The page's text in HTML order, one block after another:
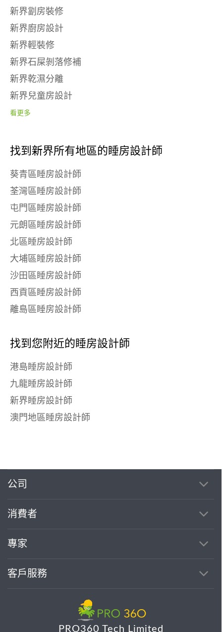
新界劏房裝修
新界廚房設計
新界輕裝修
新界石屎剝落修補
新界乾濕分離
新界兒童房設計
看更多
找到新界所有地區的睡房設計師
葵青區睡房設計師
荃灣區睡房設計師
屯門區睡房設計師
元朗區睡房設計師
北區睡房設計師
大埔區睡房設計師
沙田區睡房設計師
西貢區睡房設計師
離島區睡房設計師
找到您附近的睡房設計師
港島睡房設計師
九龍睡房設計師
新界睡房設計師
澳門地區睡房設計師
公司
消費者
專家
客戶服務
PRO360 Tech Limited